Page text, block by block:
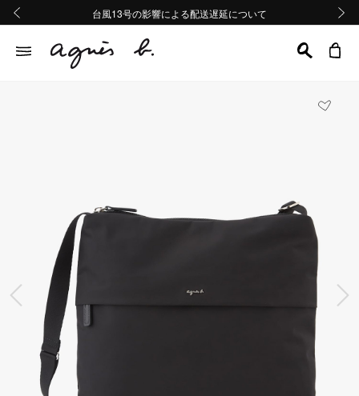
熊本地域地震の影響による配送遅延について
Summer Sale 2buy10%OFF!!
台風13号の影響による配送遅延について
熊本地域地震の影響による配送遅延について
Summer Sale 2buy10%OFF!!
前の画像